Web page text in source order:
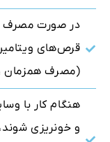
در صورت مصرف
قرص‌های
(مصرف همزمان
هنگام کار با
و خونریزی